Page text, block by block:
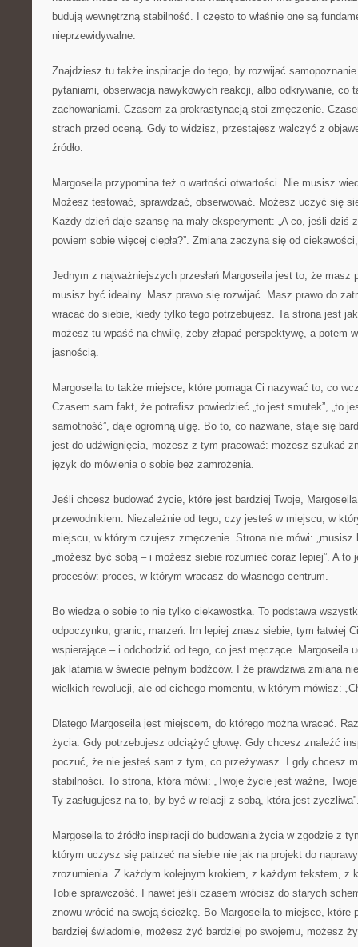
budują wewnętrzną stabilność. I często to właśnie one są
nieprzewidywalne.
Znajdziesz tu także inspiracje do tego, by rozwijać
pytaniami, obserwacja nawykowych reakcji, albo odkrywanie, co
zachowaniami. Czasem za prokrastynacją stoi zmęczenie.
strach przed oceną. Gdy to widzisz, przestajesz walczyć z
źródło.
Margoseila przypomina też o wartości otwartości. Nie musisz
Możesz testować, sprawdzać, obserwować. Możesz uczyć się
Każdy dzień daje szansę na mały eksperyment: „A co, jeśli dziś
powiem sobie więcej ciepła?”. Zmiana zaczyna się od
Jednym z najważniejszych przesłań Margoseila jest to, że masz
musisz być idealny. Masz prawo się rozwijać. Masz prawo do
wracać do siebie, kiedy tylko tego potrzebujesz. Ta strona jest
możesz tu wpaść na chwilę, żeby złapać perspektywę, a potem
jasnością.
Margoseila to także miejsce, które pomaga Ci nazywać to, co
Czasem sam fakt, że potrafisz powiedzieć „to jest smutek”, „to
samotność”, daje ogromną ulgę. Bo to, co nazwane, staje się
jest do udźwignięcia, możesz z tym pracować: możesz szukać
język do mówienia o sobie bez zamrożenia.
Jeśli chcesz budować życie, które jest bardziej Twoje,
przewodnikiem. Niezależnie od tego, czy jesteś w miejscu, w
miejscu, w którym czujesz zmęczenie. Strona nie mówi: „musisz
„możesz być sobą – i możesz siebie rozumieć coraz lepiej”. A to
procesów: proces, w którym wracasz do własnego centrum.
Bo wiedza o sobie to nie tylko ciekawostka. To podstawa
odpoczynku, granic, marzeń. Im lepiej znasz siebie, tym łatwiej
wspierające – i odchodzić od tego, co jest męczące. Margoseila
jak latarnia w świecie pełnym bodźców. I że prawdziwa zmiana
wielkich rewolucji, ale od cichego momentu, w którym mówisz:
Dlatego Margoseila jest miejscem, do którego można wracać.
życia. Gdy potrzebujesz odciążyć głowę. Gdy chcesz znaleźć
poczuć, że nie jesteś sam z tym, co przeżywasz. I gdy chcesz
stabilności. To strona, która mówi: „Twoje życie jest ważne,
Ty zasługujesz na to, by być w relacji z sobą, która jest
Margoseila to źródło inspiracji do budowania życia w zgodzie z
którym uczysz się patrzeć na siebie nie jak na projekt do
zrozumienia. Z każdym kolejnym krokiem, z każdym tekstem, z
Tobie sprawczość. I nawet jeśli czasem wrócisz do starych
znowu wrócić na swoją ścieżkę. Bo Margoseila to miejsce, które
bardziej świadomie, możesz żyć bardziej po swojemu, możesz